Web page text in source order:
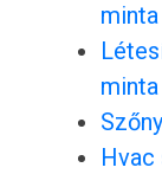
minta
minta
Hvac